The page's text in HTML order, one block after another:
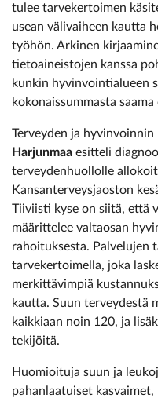
tulee tarvekertoimen
usean välivaiheen kautta
työhön. Arkinen
tietoaineistojen kanssa
kunkin hyvinvointialueen
kokonaissummasta saama
Terveyden ja
Harjunmaa esitteli
terveydenhuollolle
Kansanterveysjaoston
Tiiviisti kyse on siitä, että
määrittelee valtaosan
rahoituksesta. Palvelujen
tarvekertoimella, joka
merkittävimpiä
kautta. Suun terveydestä
kaikkiaan noin 120, ja
tekijöitä.
Huomioituja suun ja
pahanlaatuiset